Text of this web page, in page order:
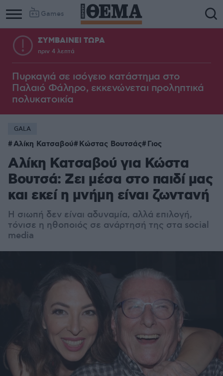
Games
ΣΥΜΒΑΙΝΕΙ ΤΩΡΑ
πριν 4 λεπτά
Πυρκαγιά σε ισόγειο κατάστημα στο
Παλαιό Φάληρο, εκκενώνεται προληπτικά
πολυκατοικία
GALA
Αλίκη Κατσαβού Κώστας Βουτσάς Γιος
Αλίκη Κατσαβού για Κώστα
Βουτσά: Ζει μέσα στο παιδί μας
και εκεί η μνήμη είναι ζωντανή
Η σιωπή δεν είναι αδυναμία, αλλά επιλογή,
τόνισε η ηθοποιός σε ανάρτησή της στα social
media